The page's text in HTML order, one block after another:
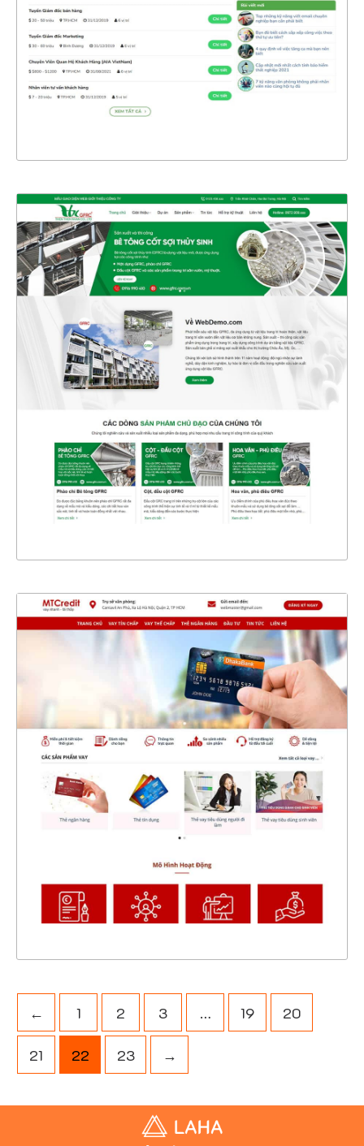
CHI TIẾT
XEM THỰC TẾ
47414
CHI TIẾT
XEM THỰC TẾ
4652
CHI TIẾT
XEM THỰC TẾ
← 1 2 3 … 19 20
21 22 23 →